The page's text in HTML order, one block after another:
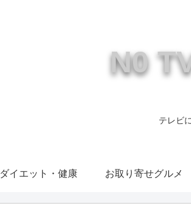
N0
テレビ
ダイエット・健康 お取り寄せグルメ